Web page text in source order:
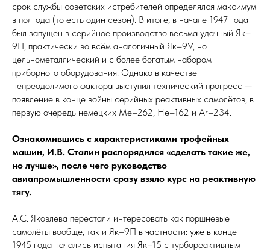
срок службы советских истребителей определялся максимум
в полгода (то есть один сезон). В итоге, в начале 1947 го­да
был запущен в серийное производство весьма удачный Як–
9П, практически во всём аналогичный Як–9У, но
цельнометаллический и с более богатым набором
приборного оборудования. Однако в качестве
непреодолимого фактора выступил технический прогресс —
появление в конце войны серийных реактивных самолётов, в
первую очередь немецких Me–262, He–162 и Ar–234.
Ознакомившись с характеристиками трофейных
машин, И.В. Сталин распорядился «сделать такие же,
но лучше», после чего руководство
авиапромышленности сразу взяло курс на реактивную
тягу.
А.С. Яковлева перестали интересовать как поршневые
самолёты вообще, так и Як–9П в частности: уже в конце
1945 го­да начались испытания Як–15 с турбореактивным